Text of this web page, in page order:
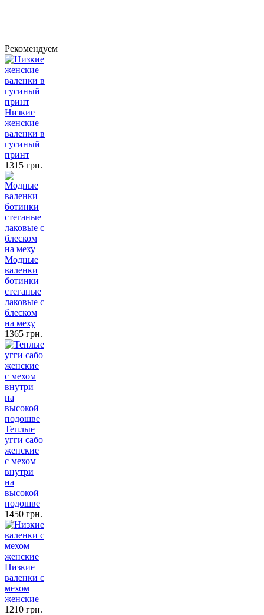
Рекомендуем
Низкие
женские
валенки в
гусиный
принт
1315 грн.
Модные
валенки
ботинки
стеганые
лаковые с
блеском
на меху
1365 грн.
Теплые
угги сабо
женские
с мехом
внутри
на
высокой
подошве
1450 грн.
Низкие
валенки с
мехом
женские
1210 грн.